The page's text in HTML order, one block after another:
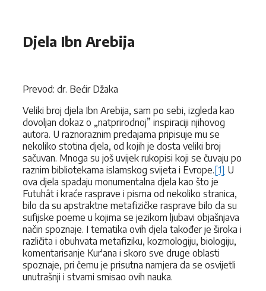
Djela Ibn Arebija
Prevod: dr. Bećir Džaka
Veliki broj djela Ibn Arebija, sam po sebi, izgleda kao
dovoljan dokaz o „natprirodnoj” inspiraciji njihovog
autora. U raznoraznim predajama pripisuje mu se
nekoliko stotina djela, od kojih je dosta veliki broj
sačuvan. Mnoga su još uvijek rukopisi koji se čuvaju po
raznim bibliotekama islamskog svijeta i Evrope.[1] U
ova djela spadaju monumentalna djela kao što je
Futuhât i kraće rasprave i pisma od nekoliko stranica,
bilo da su apstraktne metafizičke rasprave bilo da su
sufijske poeme u kojima se jezikom ljubavi objašnjava
način spoznaje. I tematika ovih djela također je široka i
različita i obuhvata metafiziku, kozmologiju, biologiju,
komentarisanje Kur'ana i skoro sve druge oblasti
spoznaje, pri čemu je prisutna namjera da se osvijetli
unutrašnji i stvarni smisao ovih nauka.